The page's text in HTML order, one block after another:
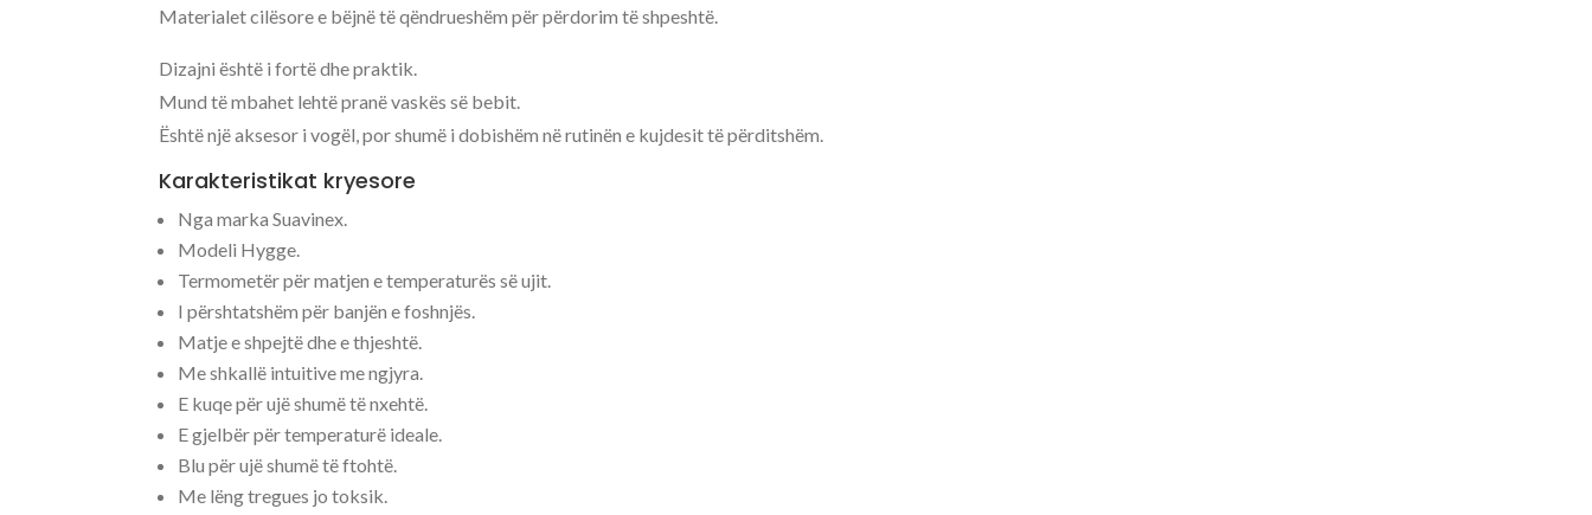
Materialet cilësore e bëjnë të qëndrueshëm për përdorim të shpeshtë.
Dizajni është i fortë dhe praktik.
Mund të mbahet lehtë pranë vaskës së bebit.
Është një aksesor i vogël, por shumë i dobishëm në rutinën e kujdesit të përditshëm.
Karakteristikat kryesore
Nga marka Suavinex.
Modeli Hygge.
Termometër për matjen e temperaturës së ujit.
I përshtatshëm për banjën e foshnjës.
Matje e shpejtë dhe e thjeshtë.
Me shkallë intuitive me ngjyra.
E kuqe për ujë shumë të nxehtë.
E gjelbër për temperaturë ideale.
Blu për ujë shumë të ftohtë.
Me lëng tregues jo toksik.